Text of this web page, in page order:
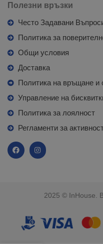
Полезни връзки
Често Задавани
Политика за
Общи условия
Доставка
Политика на връщане и
Управление на
Политика за лоялност
Регламенти за
2025 © InHouse.